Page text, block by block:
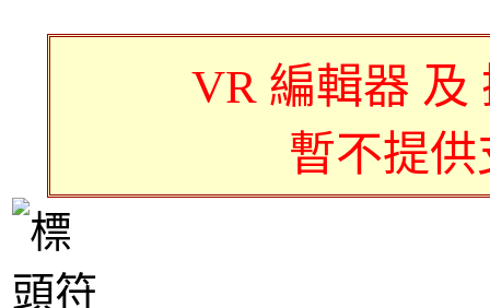
VR 編輯器 及
暫不提